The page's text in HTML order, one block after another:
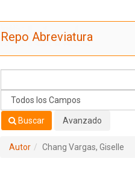
Repo Abreviatura
Buscar Avanzado
Autor Chang Vargas, Giselle